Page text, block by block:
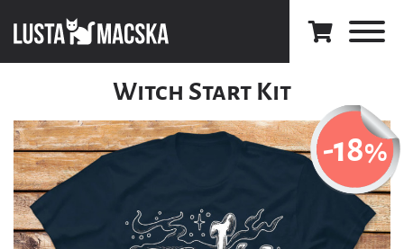
Witch Start Kit
-18%